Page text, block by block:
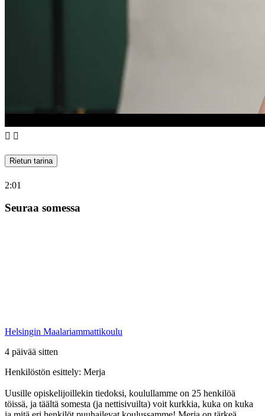
Rietun tarina
2:01
Seuraa somessa
Helsingin Maalariammattikoulu
4 päivää sitten
Henkilöstön esittely: Merja
Uusille opiskelijoillekin tiedoksi, koulullamme on 25 henkilöä
töissä, ja täältä somesta (ja nettisivuilta) voit kurkkia, kuka on kuka